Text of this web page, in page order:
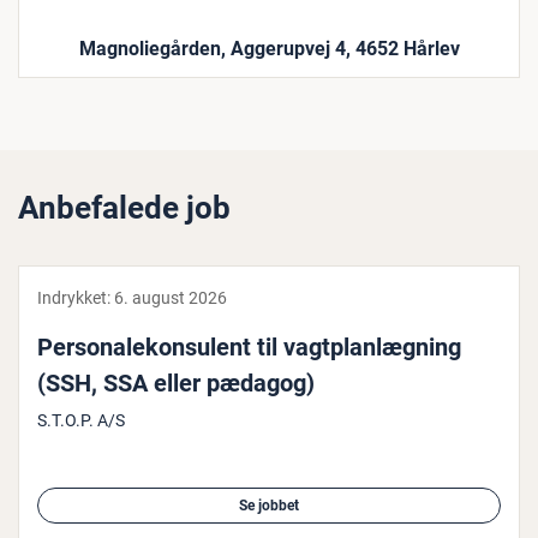
Magnoliegården, Aggerupvej 4, 4652 Hårlev
Anbefalede job
Indrykket: 6. august 2026
Per­so­na­le­kon­su­lent til vagt­plan­læg­ning
(SSH, SSA eller pædagog)
S.T.O.P. A/S
Se jobbet